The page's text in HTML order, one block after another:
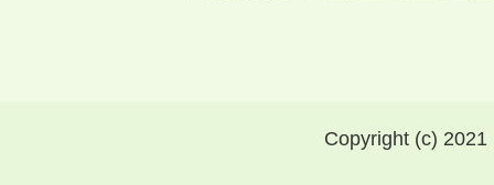
Copyright (c)